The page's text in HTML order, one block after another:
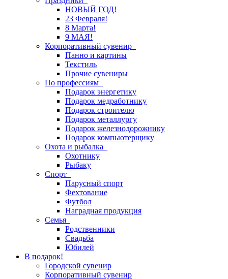
НОВЫЙ ГОД!
23 Февраля!
8 Марта!
9 МАЯ!
Корпоративный сувенир
Панно и картины
Текстиль
Прочие сувениры
По профессиям
Подарок энергетику
Подарок медработнику
Подарок строителю
Подарок металлургу
Подарок железнодорожнику
Подарок компьютерщику
Охота и рыбалка
Охотнику
Рыбаку
Спорт
Парусный спорт
Фехтование
Футбол
Наградная продукция
Семья
Родственники
Свадьба
Юбилей
В подарок!
Городской сувенир
Корпоративный сувенир